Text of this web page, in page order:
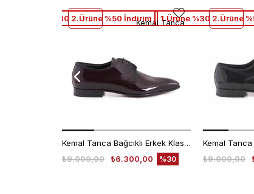
Kemal Tanca Bağcıklı Erkek Klasik Ayakkabı 700
₺6.300,00
₺9.000,00 %30
1.Ürüne %30 2.Ürüne %50 İndirimKemal Tanca
₺9.000,00
1.Ürüne %30 2.Ürüne